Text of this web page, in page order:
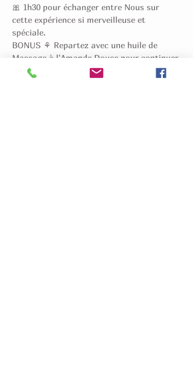
🎀 1h30 pour échanger entre Nous sur
cette expérience si merveilleuse et
spéciale.
BONUS ⚘ Repartez avec une huile de
Massage à l'Amande Douce pour continuer
à la Maison !